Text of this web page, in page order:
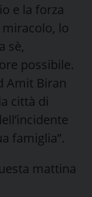
e la forza
lo
sè,
possibile.
Amit Biran
città di
famiglia”.
mattina